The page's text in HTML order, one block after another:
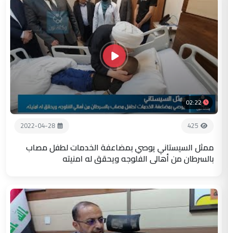
02:22
425
2022-04-28
ممثل السيستاني يوصي بمضاعفة الخدمات لطفل مصاب
بالسرطان من أهالي الفلوجه ويحقق له امنيته